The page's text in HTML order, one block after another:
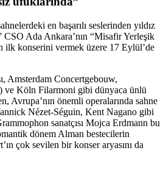
en başarılı seslerinden yıldız
Ada Ankara’nın “Misafir Yerleşik
ilk konserini vermek üzere 17 Eylül’de
Amsterdam Concertgebouw,
ve Köln Filarmoni gibi dünyaca ünlü
Avrupa’nın önemli operalarında sahne
Nézet-Séguin, Kent Nagano gibi
sanatçısı Mojca Erdmann bu
dönem Alman bestecilerin
çok sevilen bir konser aryasını da